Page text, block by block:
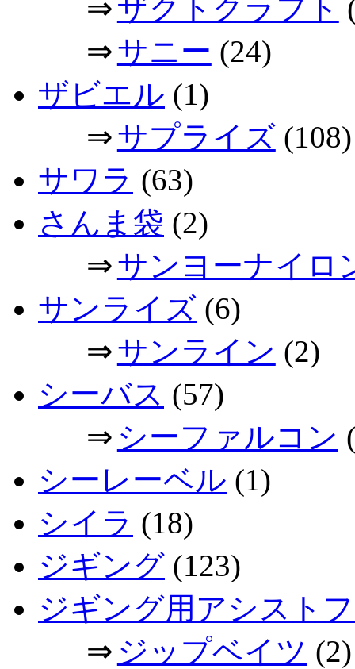
⇒ザクトクラフト
⇒サニー (24)
ザビエル (1)
⇒サプライズ(108)
サワラ (63)
さんま袋 (2)
⇒サンヨーナイロ
サンライズ (6)
⇒サンライン (2)
シーバス (57)
⇒ シーファルコン
シーレーベル (1)
シイラ (18)
ジギング (123)
ジギング用アシスト
⇒ ジップベイツ (2)